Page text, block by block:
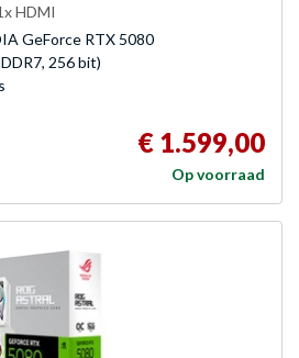
HDMI
GeForce RTX 5080
256 bit)
€ 1.599,00
Op voorraad